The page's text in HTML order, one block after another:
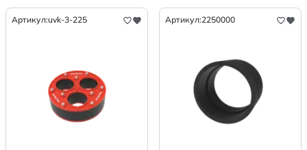
Артикул:uvk-3-225 Артикул:2250000